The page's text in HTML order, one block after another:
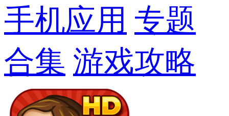
手机应用 专题
合集 游戏攻略